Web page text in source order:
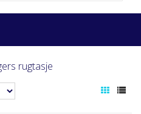
rugtasje